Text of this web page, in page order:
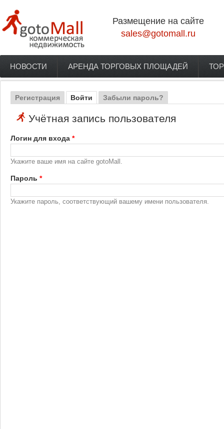
Размещение на сайте
sales@gotomall.ru
Главное меню
НОВОСТИ АРЕНДА ТОРГОВЫХ ПЛОЩАДЕЙ
Главные вкладки
Регистрация Войти (активная вкладка)
Забыли пароль?
Учётная запись пользователя
Логин для входа *
Укажите ваше имя на сайте gotoMall.
Пароль *
Укажите пароль, соответствующий вашему имени пользователя.